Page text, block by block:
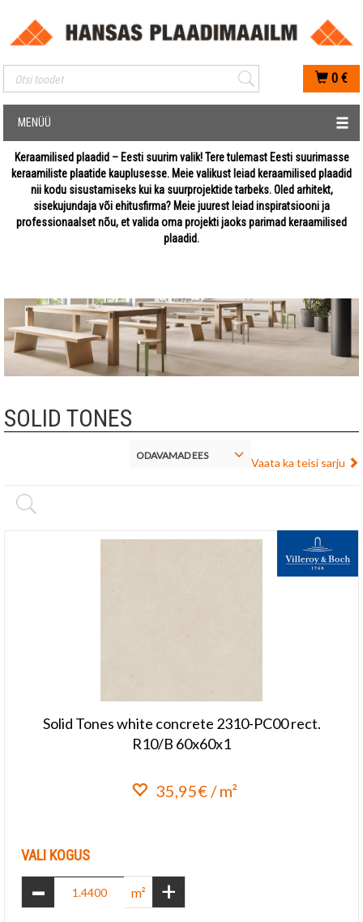
Mobiilis otsimise sisestus
0 €
MENÜÜ
Keraamilised plaadid – Eesti suurim valik! Tere tulemast Eesti suurimasse
keraamiliste plaatide kauplusesse. Meie valikust leiad keraamilised plaadid
nii kodu sisustamiseks kui ka suurprojektide tarbeks. Oled arhitekt,
sisekujundaja või ehitusfirma? Meie juurest leiad inspiratsiooni ja
professionaalset nõu, et valida oma projekti jaoks parimad keraamilised
plaadid.
SOLID TONES
Vaata ka teisi sarju
ODAVAMAD EES
Solid Tones white concrete 2310-PC00 rect.
R10/B 60x60x1
35,95€ / m²
VALI KOGUS
- m² +